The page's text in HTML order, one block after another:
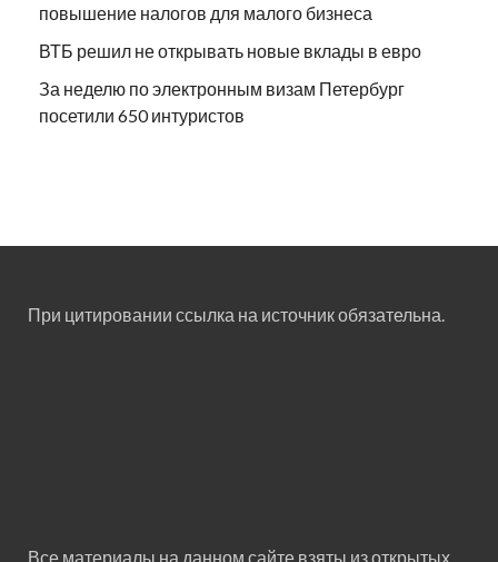
повышение налогов для малого бизнеса
ВТБ решил не открывать новые вклады в евро
За неделю по электронным визам Петербург
посетили 650 интуристов
При цитировании ссылка на источник обязательна.
Все материалы на данном сайте взяты из открытых